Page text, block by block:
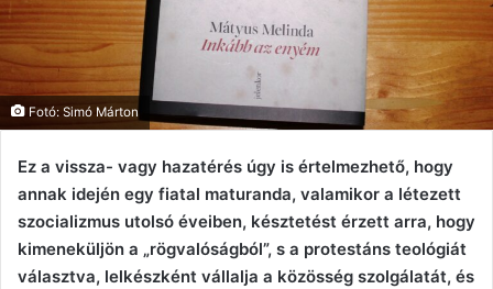
Fotó: Simó Márton
Ez a vissza- vagy hazatérés úgy is értelmezhető, hogy
annak idején egy fiatal maturanda, valamikor a létezett
szocializmus utolsó éveiben, késztetést érzett arra, hogy
kimeneküljön a „rögvalóságból”, s a protestáns teológiát
választva, lelkészként vállalja a közösség szolgálatát, és